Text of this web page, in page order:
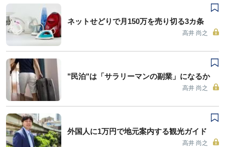
ネットせどりで月150万を売り切る3カ条
高井 尚之
"民泊"は「サラリーマンの副業」になるか
高井 尚之
外国人に1万円で地元案内する観光ガイド
高井 尚之